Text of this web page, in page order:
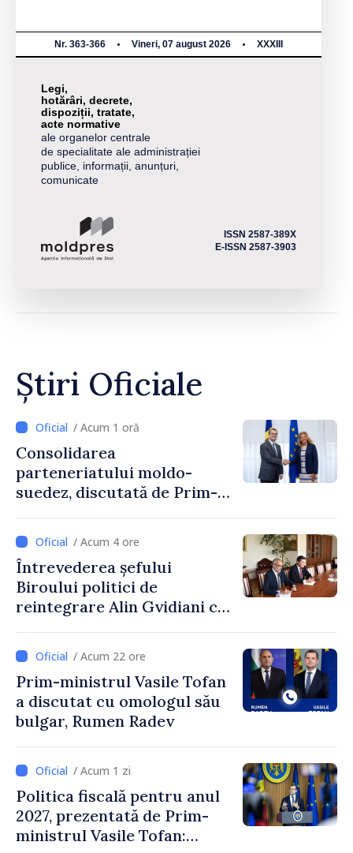
Nr. 363-366 Vineri, 07 august 2026 XXXIII
Legi,
hotărâri, decrete,
dispoziții, tratate,
acte normative
ale organelor centrale
de specialitate ale administrației
publice, informații, anunțuri,
comunicate
ISSN 2587-389X
E-ISSN 2587-3903
Știri Oficiale
/ Acum 1 oră
Consolidarea
parteneriatului moldo-
suedez, discutată de Prim-
Ambasadoarea Suediei,
Petra Lärke/ Acum 4 ore
Întrevederea șefului
Biroului politici de
reintegrare Alin Gvidiani cu
Comitetului Internațional al
Crucii Roșii în Moldova
/ Acum 22 ore
Prim-ministrul Vasile Tofan
a discutat cu omologul său
bulgar, Rumen Radev
/ Acum 1 zi
Politica fiscală pentru anul
2027, prezentată de Prim-
ministrul Vasile Tofan: